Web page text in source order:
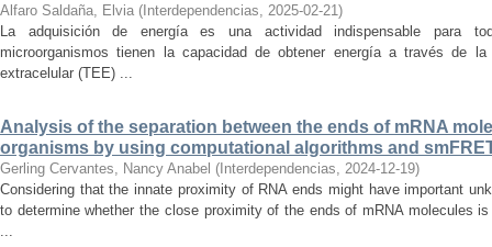
Alfaro Saldaña, Elvia ( Interdependencias, 2025-02-21)
La adquisición de energía es una actividad indispensable para
microorganismos tienen la capacidad de obtener energía a través de
extracelular (TEE) ...
Analysis of the separation between the ends of mRNA
organisms by using computational algorithms and
Gerling Cervantes, Nancy Anabel ( Interdependencias, 2024-12-19)
Considering that the innate proximity of RNA ends might have important
to determine whether the close proximity of the ends of mRNA molecules
...